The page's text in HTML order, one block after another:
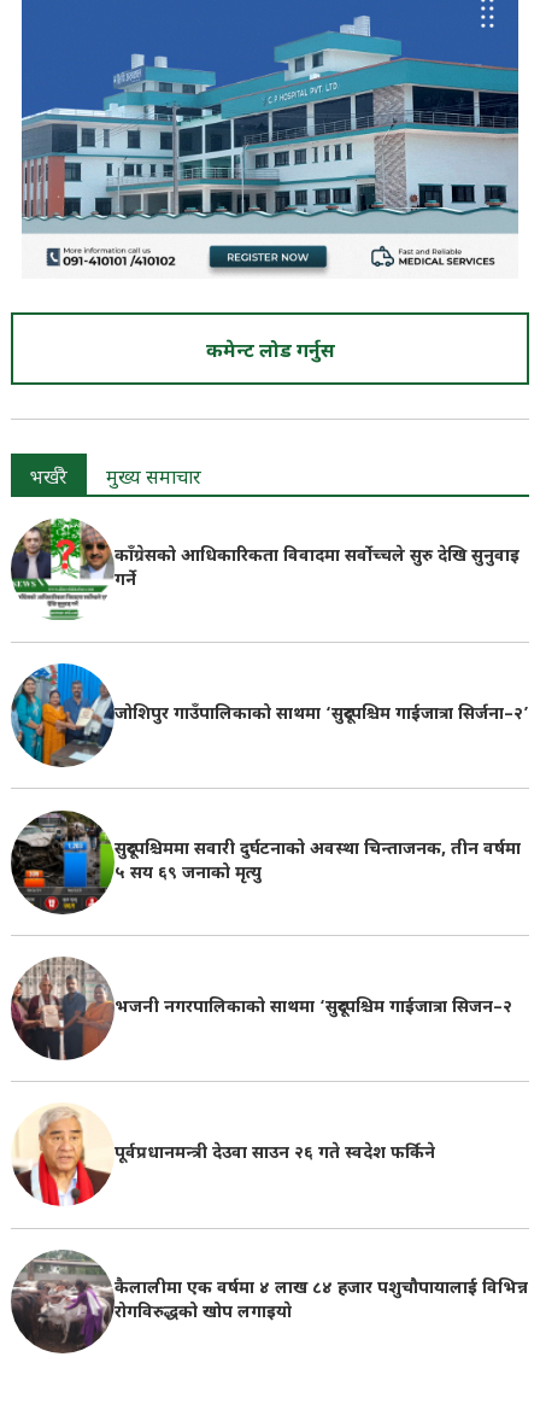
कमेन्ट लोड गर्नुस
भर्खरै मुख्य समाचार
काँग्रेसको आधिकारिकता विवादमा सर्वोच्चले सुरु देखि सुनुवाइ
गर्ने
जोशिपुर गाउँपालिकाको साथमा ‘सुदूरपश्चिम गाईजात्रा सिर्जना–२’
सुदूरपश्चिममा सवारी दुर्घटनाको अवस्था चिन्ताजनक, तीन वर्षमा
५ सय ६९ जनाको मृत्यु
भजनी नगरपालिकाको साथमा ‘सुदूरपश्चिम गाईजात्रा सिजन–२
पूर्वप्रधानमन्त्री देउवा साउन २६ गते स्वदेश फर्किने
कैलालीमा एक वर्षमा ४ लाख ८४ हजार पशुचौपायालाई विभिन्न
रोगविरुद्धको खोप लगाइयाे